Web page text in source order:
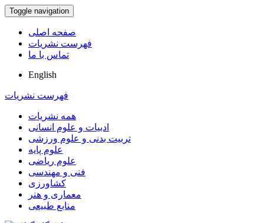
Toggle navigation
صفحه اصلی
فهرست نشریات
تماس با ما
English
فهرست نشریات
همه نشریات
ادبیات و علوم انسانی
تربیت بدنی و علوم ورزشی
علوم پایه
علوم ریاضی
فنی و مهندسی
کشاورزی
معماری و هنر
منابع طبیعی